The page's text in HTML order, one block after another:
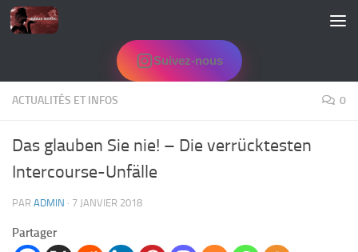
Skip to content
Suivez-nous
ACTUALITÉS ET INFOS 0
Das glauben Sie nie! – Die verrücktesten
Intercourse-Unfälle
PAR ADMIN · 7 JANVIER 2018
Partager